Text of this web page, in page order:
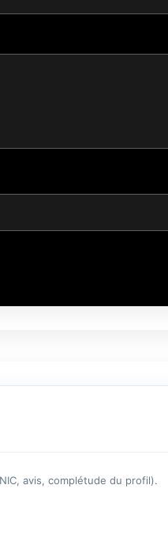
avis, complétude du profil).